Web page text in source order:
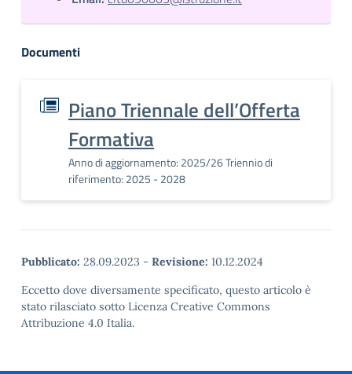
Documenti
Piano Triennale dell’Offerta
Formativa
Anno di aggiornamento: 2025/26 Triennio di
riferimento: 2025 - 2028
Pubblicato: 28.09.2023 - Revisione: 10.12.2024
Eccetto dove diversamente specificato, questo articolo è
stato rilasciato sotto Licenza Creative Commons
Attribuzione 4.0 Italia.